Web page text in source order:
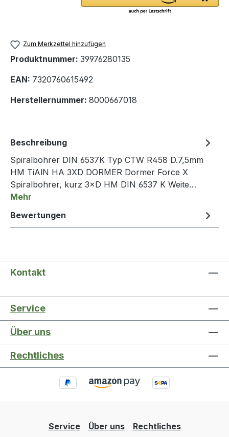
Zum Merkzettel hinzufügen
Produktnummer: 39976280135
EAN: 7320760615492
Herstellernummer: 8000667018
Beschreibung
Spiralbohrer DIN 6537K Typ CTW R458 D.7,5mm
HM TiAlN HA 3XD DORMER Dormer Force X
Spiralbohrer, kurz 3×D HM DIN 6537 K Weite…
Mehr
Bewertungen
Kontakt
Service
Über uns
Rechtliches
Service Über uns Rechtliches